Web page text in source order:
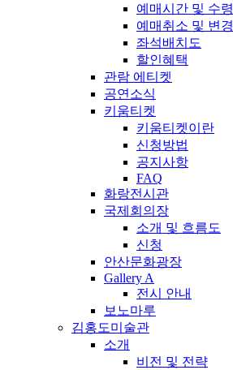
예매시간 및 수령
예매취소 및 변경
좌석배치도
할인혜택
관람 에티켓
공연소식
키움티켓
키움티켓이란
신청방법
공지사항
FAQ
화랑전시관
국제회의장
소개 및 흐름도
신청
안산문화광장
Gallery A
전시 안내
보노마루
김홍도미술관
소개
비전 및 전략